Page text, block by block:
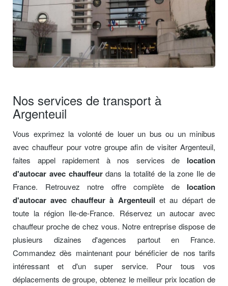
Nos services de transport à
Argenteuil
Vous exprimez la volonté de louer un bus ou un minibus
avec chauffeur pour votre groupe afin de visiter Argenteuil,
faites appel rapidement à nos services de location
d'autocar avec chauffeurdans la totalité de la zone Ile de
France. Retrouvez notre offre complète de location
d'autocar avec chauffeur à Argenteuil et au départ de
toute la région Ile-de-France. Réservez un autocar avec
chauffeur proche de chez vous. Notre entreprise dispose de
plusieurs dizaines d'agences partout en France.
Commandez dès maintenant pour bénéficier de nos tarifs
intéressant et d'un super service. Pour tous vos
déplacements de groupe, obtenez le meilleur prix location de